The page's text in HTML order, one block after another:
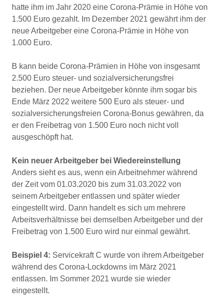
hatte ihm im Jahr 2020 eine Corona-Prämie in Höhe von
1.500 Euro gezahlt. Im Dezember 2021 gewährt ihm der
neue Arbeitgeber eine Corona-Prämie in Höhe von
1.000 Euro.
B kann beide Corona-Prämien in Höhe von insgesamt
2.500 Euro steuer- und sozialversicherungsfrei
beziehen. Der neue Arbeitgeber könnte ihm sogar bis
Ende März 2022 weitere 500 Euro als steuer- und
sozialversicherungsfreien Corona-Bonus gewähren, da
er den Freibetrag von 1.500 Euro noch nicht voll
ausgeschöpft hat.
Kein neuer Arbeitgeber bei Wiedereinstellung
Anders sieht es aus, wenn ein Arbeitnehmer während
der Zeit vom 01.03.2020 bis zum 31.03.2022 von
seinem Arbeitgeber entlassen und später wieder
eingestellt wird. Dann handelt es sich um mehrere
Arbeitsverhältnisse bei demselben Arbeitgeber und der
Freibetrag von 1.500 Euro wird nur einmal gewährt.
Beispiel 4: Servicekraft C wurde von ihrem Arbeitgeber
während des Corona-Lockdowns im März 2021
entlassen. Im Sommer 2021 wurde sie wieder
eingestellt.